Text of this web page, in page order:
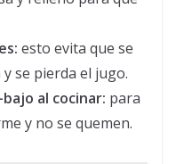
esto evita que se
se pierda el jugo.
al cocinar: para
y no se quemen.